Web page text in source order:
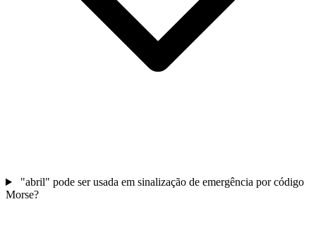
"abril" pode ser usada em sinalização de emergência por código
Morse?